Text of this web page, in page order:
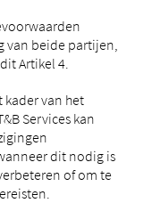
van beide partijen,
Artikel 4.
kader van het
Services kan
dit nodig is
of om te